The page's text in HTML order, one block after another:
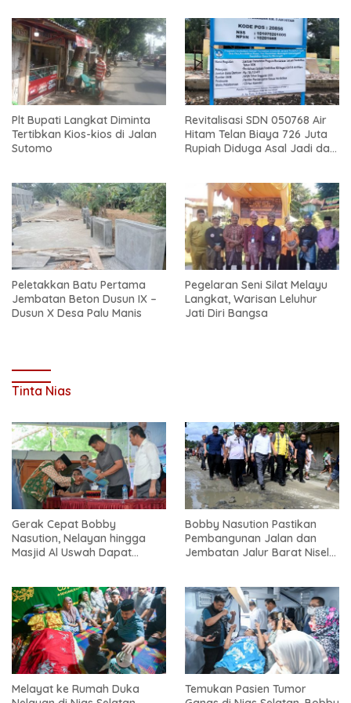
Plt Bupati Langkat Diminta
Tertibkan Kios-kios di Jalan
Sutomo
Revitalisasi SDN 050768 Air
Hitam Telan Biaya 726 Juta
Rupiah Diduga Asal Jadi dan
Peletakkan Batu Pertama
Jembatan Beton Dusun IX –
Dusun X Desa Palu Manis
Pegelaran Seni Silat Melayu
Langkat, Warisan Leluhur
Jati Diri Bangsa
Tinta Nias
Gerak Cepat Bobby
Nasution, Nelayan hingga
Masjid Al Uswah Dapat
Bobby Nasution Pastikan
Pembangunan Jalan dan
Jembatan Jalur Barat Nisel-
Melayat ke Rumah Duka
Temukan Pasien Tumor